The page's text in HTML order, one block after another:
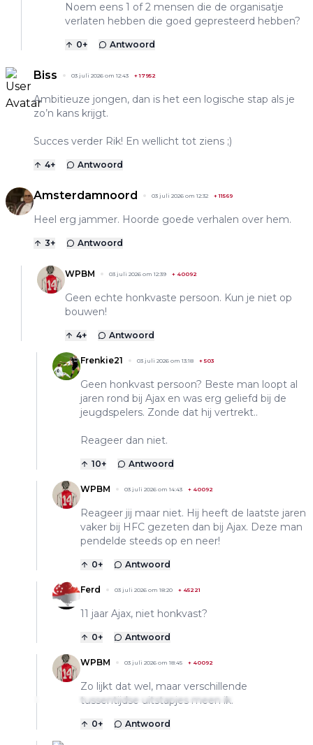
Noem eens 1 of 2 mensen die de organisatje
verlaten hebben die goed gepresteerd hebben?
0+ Antwoord
Biss 03 juli 2026 om 12:43 +17952
Ambitieuze jongen, dan is het een logische stap als je
zo’n kans krijgt.
Succes verder Rik! En wellicht tot ziens ;)
4+ Antwoord
Amsterdamnoord 03 juli 2026 om 12:32 +11569
Heel erg jammer. Hoorde goede verhalen over hem.
3+ Antwoord
WPBM 03 juli 2026 om 12:39 + 40092
Geen echte honkvaste persoon. Kun je niet op
bouwen!
4+ Antwoord
Frenkie21 03 juli 2026 om 13:18 +503
Geen honkvast persoon? Beste man loopt al
jaren rond bij Ajax en was erg geliefd bij de
jeugdspelers. Zonde dat hij vertrekt..
Reageer dan niet.
10+ Antwoord
WPBM 03 juli 2026 om 14:43 + 40092
Reageer jij maar niet. Hij heeft de laatste jaren
vaker bij HFC gezeten dan bij Ajax. Deze man
pendelde steeds op en neer!
0+ Antwoord
Ferd 03 juli 2026 om 18:20 + 45221
11 jaar Ajax, niet honkvast?
0+ Antwoord
WPBM 03 juli 2026 om 18:45 + 40092
Zo lijkt dat wel, maar verschillende
tussentijdse uitstapjes meen ik.
0+ Antwoord